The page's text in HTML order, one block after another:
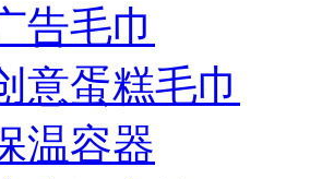
告毛巾
意蛋糕毛巾
温容器